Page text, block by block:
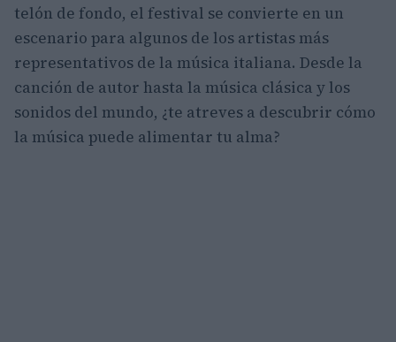
telón de fondo, el festival se convierte en un
escenario para algunos de los artistas más
representativos de la música italiana. Desde la
canción de autor hasta la música clásica y los
sonidos del mundo, ¿te atreves a descubrir cómo
la música puede alimentar tu alma?